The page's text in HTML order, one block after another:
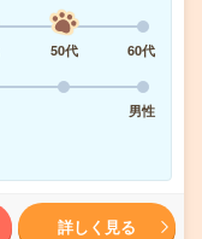
50代
60代
男性
詳しく見る